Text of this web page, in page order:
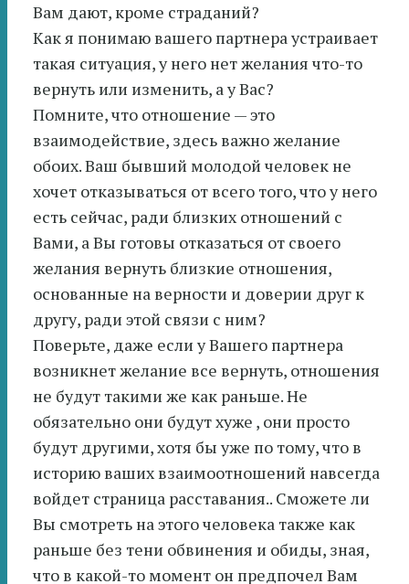
Вам дают, кроме страданий?
Как я понимаю вашего партнера устраивает
такая ситуация, у него нет желания что-то
вернуть или изменить, а у Вас?
Помните, что отношение — это
взаимодействие, здесь важно желание
обоих. Ваш бывший молодой человек не
хочет отказываться от всего того, что у него
есть сейчас, ради близких отношений с
Вами, а Вы готовы отказаться от своего
желания вернуть близкие отношения,
основанные на верности и доверии друг к
другу, ради этой связи с ним?
Поверьте, даже если у Вашего партнера
возникнет желание все вернуть, отношения
не будут такими же как раньше. Не
обязательно они будут хуже , они просто
будут другими, хотя бы уже по тому, что в
историю ваших взаимоотношений навсегда
войдет страница расставания.. Сможете ли
Вы смотреть на этого человека также как
раньше без тени обвинения и обиды, зная,
что в какой-то момент он предпочел Вам